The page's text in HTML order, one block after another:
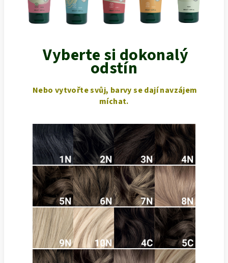
Vyberte si dokonalý
odstín
Nebo vytvořte svůj, barvy se dají navzájem
míchat.